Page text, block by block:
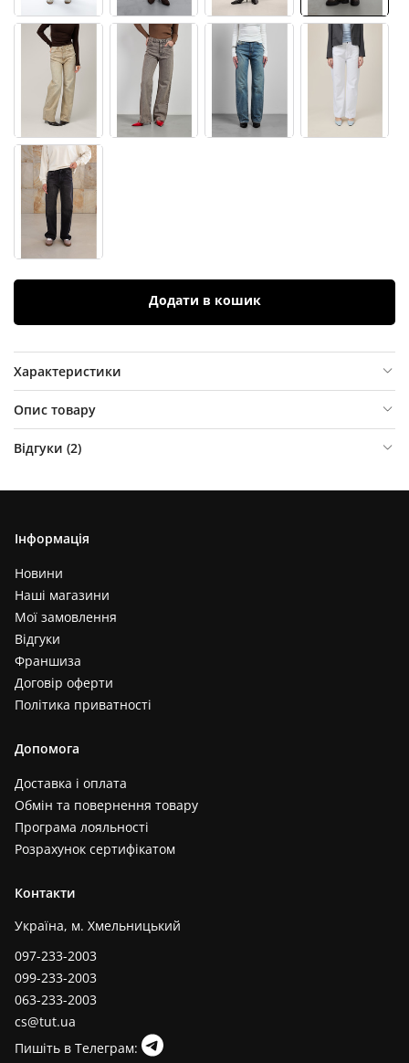
Додати в кошик
Характеристики
Опис товару
Відгуки (2)
Інформація
Новини
Наші магазини
Мої замовлення
Відгуки
Франшиза
Договір оферти
Політика приватності
Допомога
Доставка і оплата
Обмін та повернення товару
Програма лояльності
Розрахунок сертифікатом
Контакти
Україна, м. Хмельницький
097-233-2003
099-233-2003
063-233-2003
cs@tut.ua
Пишіть в Телеграм: